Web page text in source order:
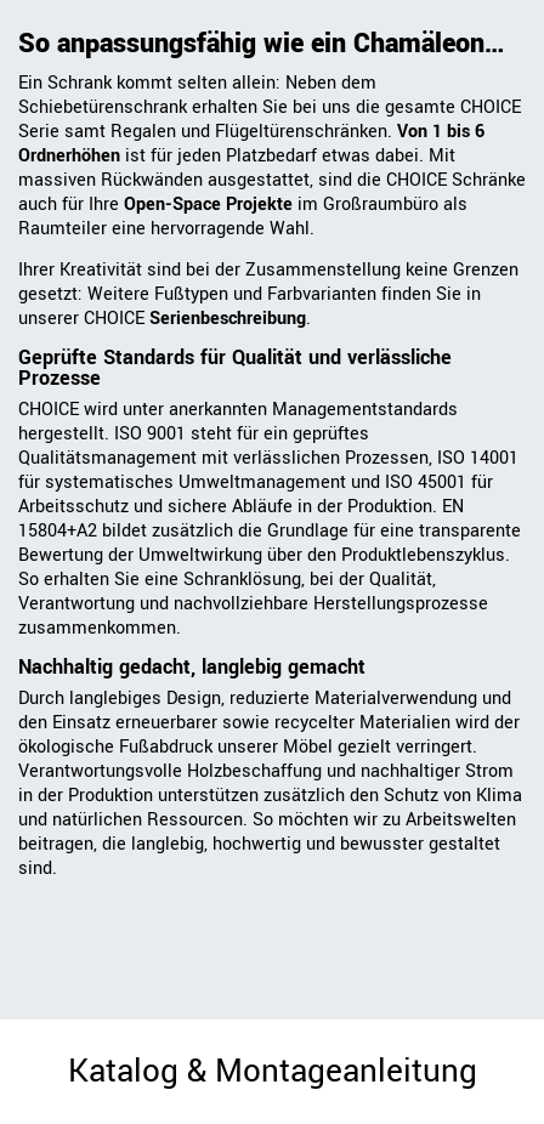
So anpassungsfähig wie ein Chamäleon…
Ein Schrank kommt selten allein: Neben dem
Schiebetürenschrank erhalten Sie bei uns die gesamte CHOICE
Serie samt Regalen und Flügeltürenschränken. Von 1 bis 6
Ordnerhöhen ist für jeden Platzbedarf etwas dabei. Mit
massiven Rückwänden ausgestattet, sind die CHOICE Schränke
auch für Ihre Open-Space Projekte im Großraumbüro als
Raumteiler eine hervorragende Wahl.
Ihrer Kreativität sind bei der Zusammenstellung keine Grenzen
gesetzt: Weitere Fußtypen und Farbvarianten finden Sie in
unserer CHOICESerienbeschreibung.
Geprüfte Standards für Qualität und verlässliche
Prozesse
CHOICE wird unter anerkannten Managementstandards
hergestellt. ISO 9001 steht für ein geprüftes
Qualitätsmanagement mit verlässlichen Prozessen, ISO 14001
für systematisches Umweltmanagement und ISO 45001 für
Arbeitsschutz und sichere Abläufe in der Produktion. EN
15804+A2 bildet zusätzlich die Grundlage für eine transparente
Bewertung der Umweltwirkung über den Produktlebenszyklus.
So erhalten Sie eine Schranklösung, bei der Qualität,
Verantwortung und nachvollziehbare Herstellungsprozesse
zusammenkommen.
Nachhaltig gedacht, langlebig gemacht
Durch langlebiges Design, reduzierte Materialverwendung und
den Einsatz erneuerbarer sowie recycelter Materialien wird der
ökologische Fußabdruck unserer Möbel gezielt verringert.
Verantwortungsvolle Holzbeschaffung und nachhaltiger Strom
in der Produktion unterstützen zusätzlich den Schutz von Klima
und natürlichen Ressourcen. So möchten wir zu Arbeitswelten
beitragen, die langlebig, hochwertig und bewusster gestaltet
sind.
Katalog & Montageanleitung